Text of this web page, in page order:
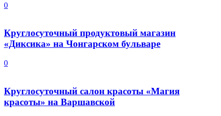
0
Круглосуточный продуктовый магазин
«Диксика» на Чонгарском бульваре
0
Круглосуточный салон красоты «Магия
красоты» на Варшавской